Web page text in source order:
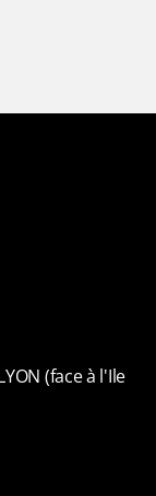
(face à l'Ile